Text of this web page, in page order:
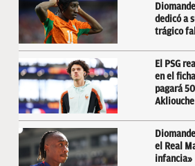
dedicó a
trágico
El PSG
en el
pagará
Akliouche
el Real
infancia»